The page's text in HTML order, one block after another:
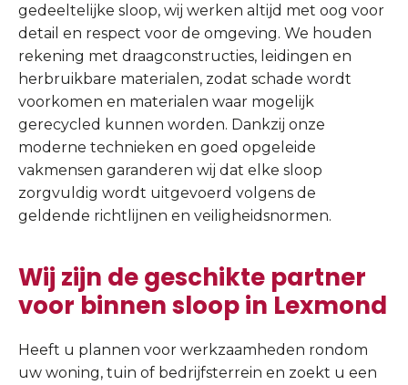
gedeeltelijke sloop, wij werken altijd met oog voor
detail en respect voor de omgeving. We houden
rekening met draagconstructies, leidingen en
herbruikbare materialen, zodat schade wordt
voorkomen en materialen waar mogelijk
gerecycled kunnen worden. Dankzij onze
moderne technieken en goed opgeleide
vakmensen garanderen wij dat elke sloop
zorgvuldig wordt uitgevoerd volgens de
geldende richtlijnen en veiligheidsnormen.
Wij zijn de geschikte partner
voor binnen sloop in Lexmond
Heeft u plannen voor werkzaamheden rondom
uw woning, tuin of bedrijfsterrein en zoekt u een